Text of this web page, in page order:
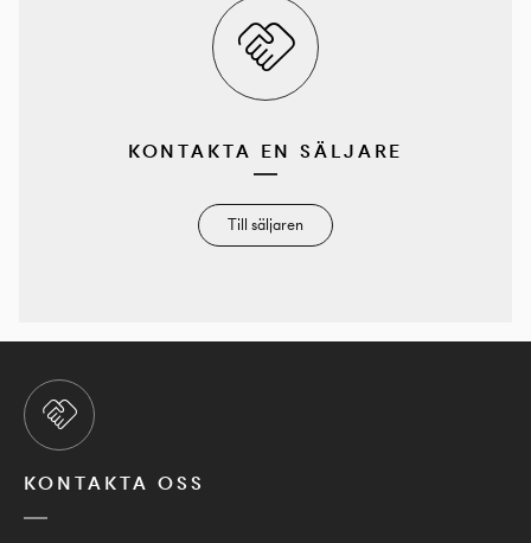
KONTAKTA EN SÄLJARE
Till säljaren
KONTAKTA OSS